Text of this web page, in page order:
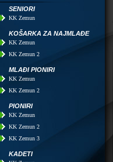
SENIORI
KK Zemun
KOŠARKA ZA NAJMLAĐE
KK Zemun
KK Zemun 2
MLAĐI PIONIRI
KK Zemun
KK Zemun 2
PIONIRI
KK Zemun
KK Zemun 2
KK Zemun 3
KADETI